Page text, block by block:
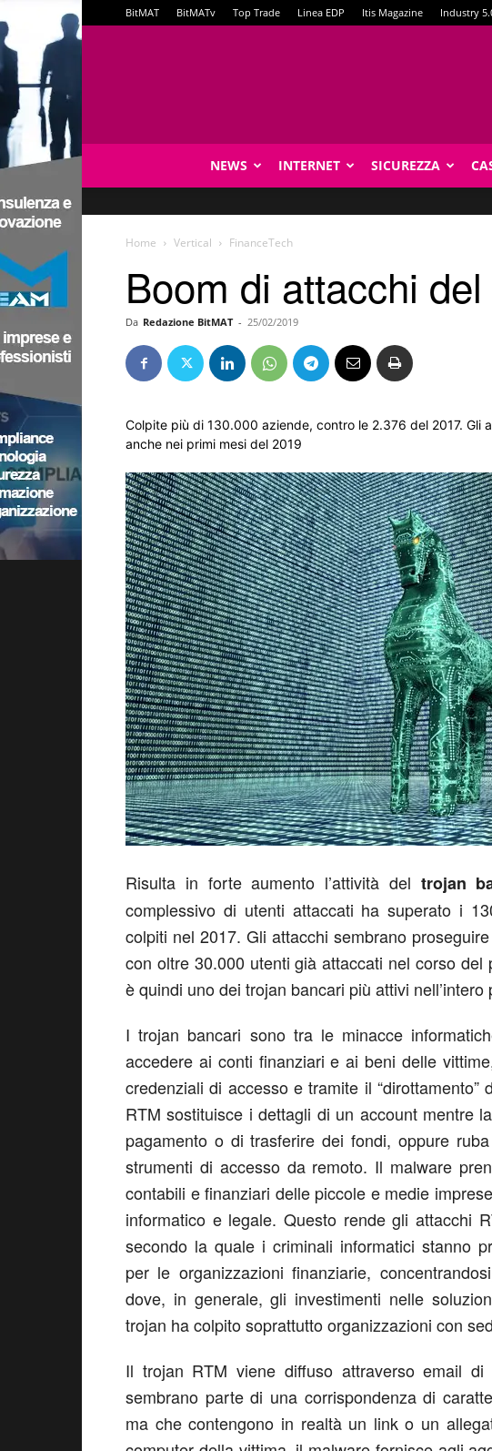
BitMAT BitMATv Top Trade Linea EDP Itis Magazine Industry
NEWS INTERNET SICUREZZA
Home Vertical FinanceTech
Boom di attacchi
Da Redazione BitMAT - 25/02/2019
Colpite più di 130.000 aziende, contro le 2.376 del 2017. Gli
anche nei primi mesi del 2019
Risulta in forte aumento l’attività del trojan
complessivo di utenti attaccati ha superato i
colpiti nel 2017. Gli attacchi sembrano
con oltre 30.000 utenti già attaccati nel corso del
è quindi uno dei trojan bancari più attivi
I trojan bancari sono tra le minacce
accedere ai conti finanziari e ai beni delle
credenziali di accesso e tramite il
RTM sostituisce i dettagli di un account mentre
pagamento o di trasferire dei fondi, oppure
strumenti di accesso da remoto. Il malware
contabili e finanziari delle piccole e medie
informatico e legale. Questo rende gli attacchi
secondo la quale i criminali informatici stanno
per le organizzazioni finanziarie,
dove, in generale, gli investimenti nelle
trojan ha colpito soprattutto organizzazioni con
Il trojan RTM viene diffuso attraverso email di
sembrano parte di una corrispondenza di
ma che contengono in realtà un link o un